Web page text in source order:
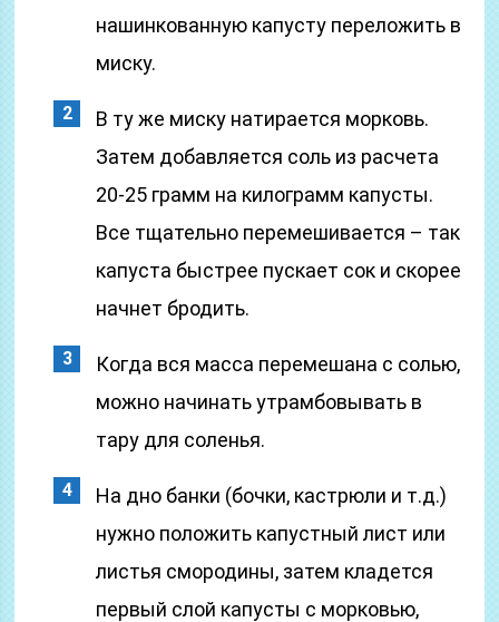
нашинкованную капусту переложить в
миску.
В ту же миску натирается морковь.
Затем добавляется соль из расчета
20-25 грамм на килограмм капусты.
Все тщательно перемешивается – так
капуста быстрее пускает сок и скорее
начнет бродить.
Когда вся масса перемешана с солью,
можно начинать утрамбовывать в
тару для соленья.
На дно банки (бочки, кастрюли и т.д.)
нужно положить капустный лист или
листья смородины, затем кладется
первый слой капусты с морковью,